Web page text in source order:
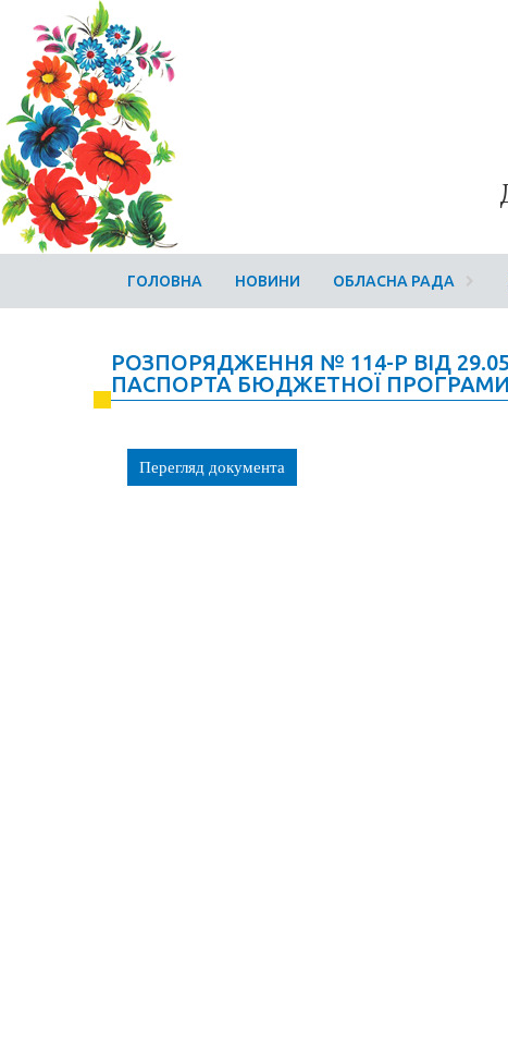
ГОЛОВНА НОВИНИ ОБЛАСНА РАДА
РОЗПОРЯДЖЕННЯ № 114-Р ВІД
ПАСПОРТА БЮДЖЕТНОЇ ПРОГРАМИ
Перегляд документа